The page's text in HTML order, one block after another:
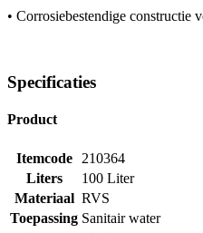
• Corrosiebestendige constructie
Specificaties
Product
Itemcode
210364
Liters
100 Liter
Materiaal RVS
Toepassing Sanitair water